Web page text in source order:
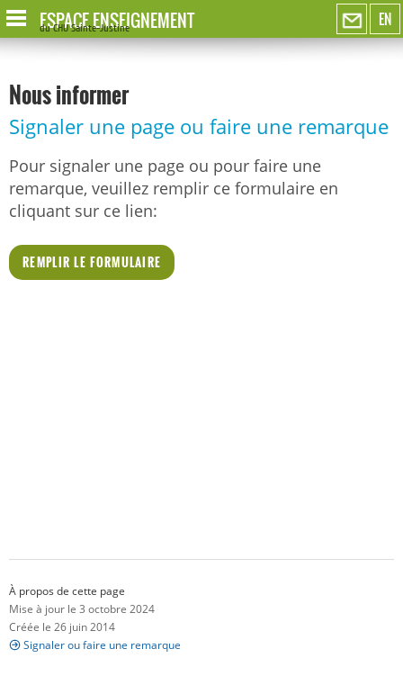
EN
ESPACE ENSEIGNEMENT
du CHU Sainte-Justine
Nous informer
Signaler une page ou faire une remarque
Pour signaler une page ou pour faire une
remarque, veuillez remplir ce formulaire en
cliquant sur ce lien:
REMPLIR LE FORMULAIRE
À propos de cette page
Mise à jour le 3 octobre 2024
Créée le 26 juin 2014
Signaler ou faire une remarque